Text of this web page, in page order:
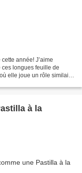
année! J’aime
longues feuille de
elle joue un rôle similaire
à la